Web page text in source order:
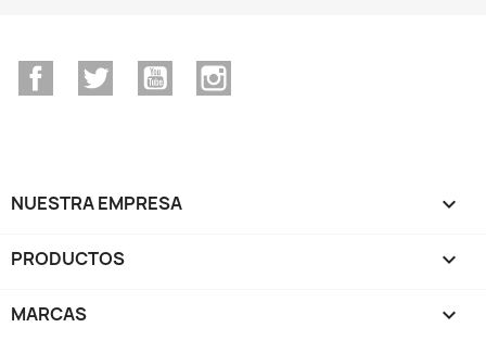
FacebookTwitter YouTube
NUESTRA EMPRESA 
PRODUCTOS 
MARCAS 